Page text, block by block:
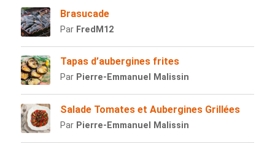
Brasucade
Par FredM12
Tapas d’aubergines frites
Par Pierre-Emmanuel Malissin
Salade Tomates et Aubergines Grillées
Par Pierre-Emmanuel Malissin